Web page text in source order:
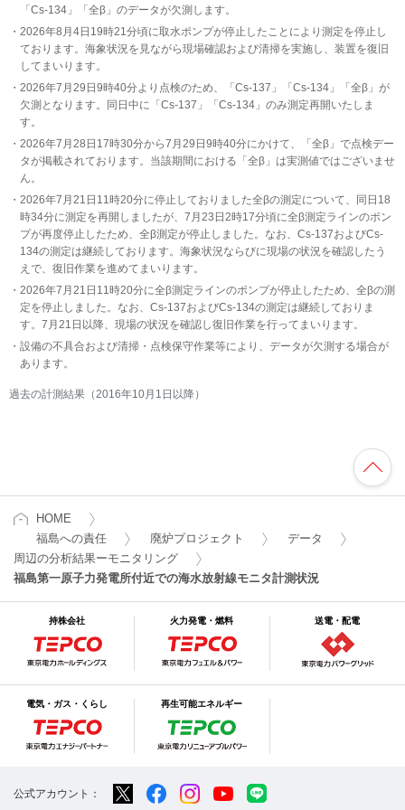
「Cs-134」「全β」のデータが欠測します。
2026年8月4日19時21分頃に取水ポンプが停止したことにより測定を停止し
ております。海象状況を見ながら現場確認および清掃を実施し、装置を復旧
してまいります。
2026年7月29日9時40分より点検のため、「Cs-137」「Cs-134」「全β」が
欠測となります。同日中に「Cs-137」「Cs-134」のみ測定再開いたしま
す。
2026年7月28日17時30分から7月29日9時40分にかけて、「全β」で点検デー
タが掲載されております。当該期間における「全β」は実測値ではございませ
ん。
2026年7月21日11時20分に停止しておりました全βの測定について、同日18
時34分に測定を再開しましたが、7月23日2時17分頃に全β測定ラインのポン
プが再度停止したため、全β測定が停止しました。なお、Cs-137およびCs-
134の測定は継続しております。海象状況ならびに現場の状況を確認したう
えで、復旧作業を進めてまいります。
2026年7月21日11時20分に全β測定ラインのポンプが停止したため、全βの測
定を停止しました。なお、Cs-137およびCs-134の測定は継続しておりま
す。7月21日以降、現場の状況を確認し復旧作業を行ってまいります。
設備の不具合および清掃・点検保守作業等により、データが欠測する場合が
あります。
過去の計測結果（2016年10月1日以降）
HOME
福島への責任
廃炉プロジェクト
データ
周辺の分析結果ーモニタリング
福島第一原子力発電所付近での海水放射線モニタ計測状況
持株会社 火力発電・燃料 送電・配電
電気・ガス・くらし 再生可能エネルギー
公式アカウント：